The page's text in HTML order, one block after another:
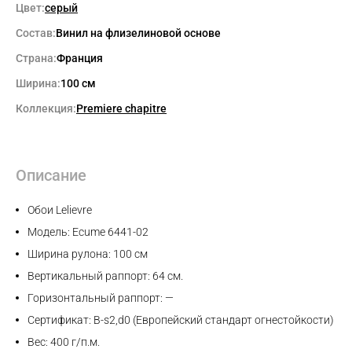
Цвет:серый
Состав:Винил на флизелиновой основе
Страна:Франция
Ширина:100 см
Коллекция:Premiere chapitre
Описание
Обои Lelievre
Модель: Ecume 6441-02
Ширина рулона: 100 см
Вертикальный раппорт: 64 см.
Горизонтальный раппорт: —
Сертификат: B-s2,d0 (Европейский стандарт огнестойкости)
Вес: 400 г/п.м.